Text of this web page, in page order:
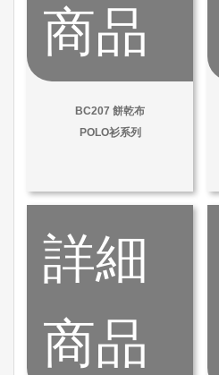
商品
BC207 餅乾布
POLO衫系列
詳細
商品